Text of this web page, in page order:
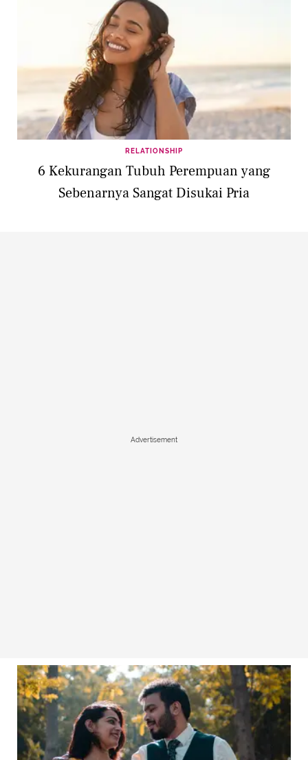
RELATIONSHIP
6 Kekurangan Tubuh Perempuan yang
Sebenarnya Sangat Disukai Pria
Advertisement